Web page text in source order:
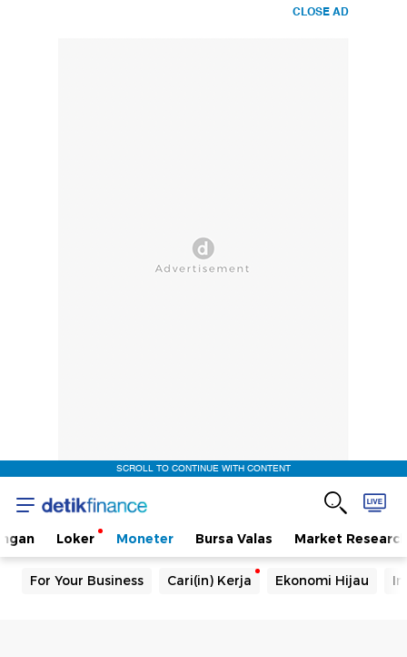
CLOSE AD
SCROLL TO CONTINUE WITH CONTENT
Loker Moneter Bursa Valas Market Research
For Your Business Cari(in) Kerja Ekonomi Hijau